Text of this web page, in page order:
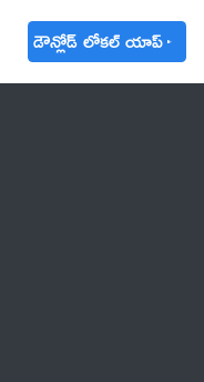
డౌన్లోడ్ లోకల్ యాప్